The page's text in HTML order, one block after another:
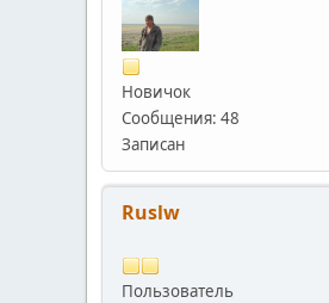
Новичок
Сообщения: 48
Записан
Ruslw
Пользователь